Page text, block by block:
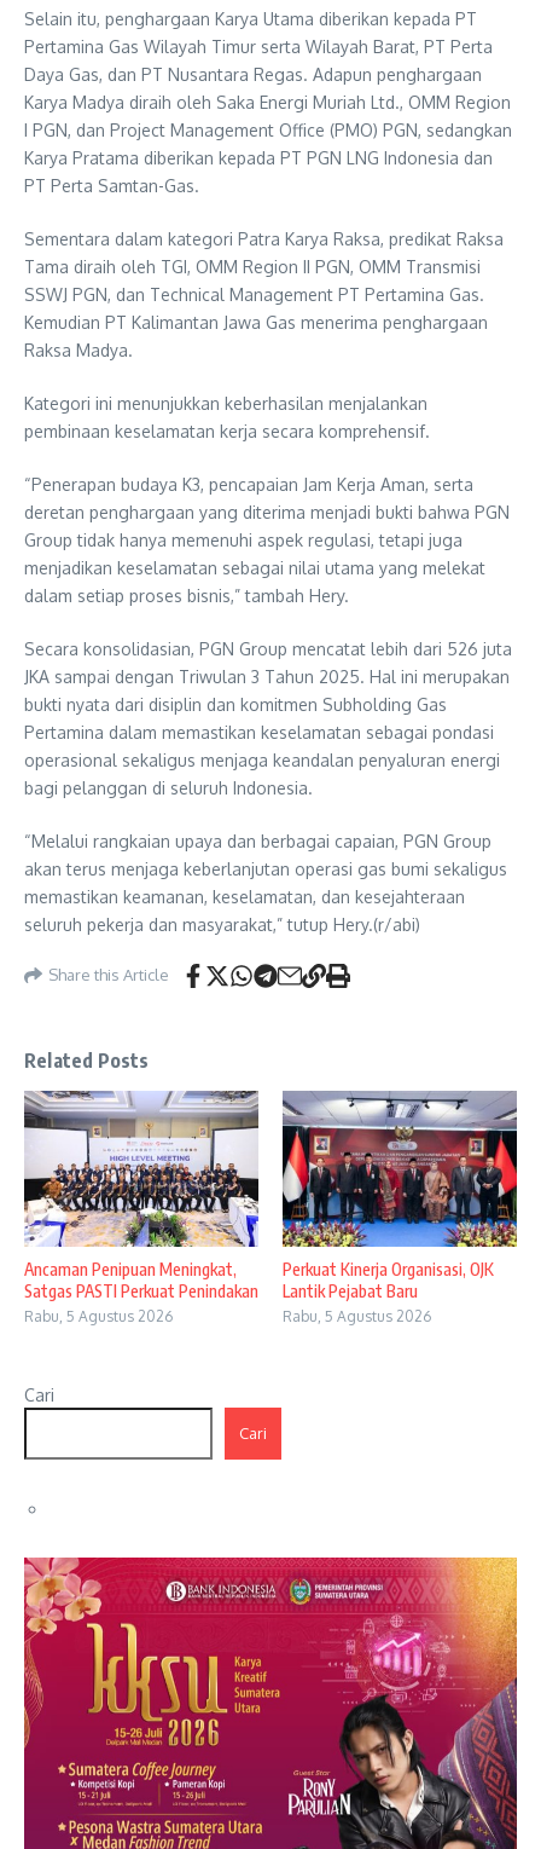
Selain itu, penghargaan Karya Utama diberikan kepada PT
Pertamina Gas Wilayah Timur serta Wilayah Barat, PT Perta
Daya Gas, dan PT Nusantara Regas. Adapun penghargaan
Karya Madya diraih oleh Saka Energi Muriah Ltd., OMM Region
I PGN, dan Project Management Office (PMO) PGN, sedangkan
Karya Pratama diberikan kepada PT PGN LNG Indonesia dan
PT Perta Samtan-Gas.
Sementara dalam kategori Patra Karya Raksa, predikat Raksa
Tama diraih oleh TGI, OMM Region II PGN, OMM Transmisi
SSWJ PGN, dan Technical Management PT Pertamina Gas.
Kemudian PT Kalimantan Jawa Gas menerima penghargaan
Raksa Madya.
Kategori ini menunjukkan keberhasilan menjalankan
pembinaan keselamatan kerja secara komprehensif.
“Penerapan budaya K3, pencapaian Jam Kerja Aman, serta
deretan penghargaan yang diterima menjadi bukti bahwa PGN
Group tidak hanya memenuhi aspek regulasi, tetapi juga
menjadikan keselamatan sebagai nilai utama yang melekat
dalam setiap proses bisnis,” tambah Hery.
Secara konsolidasian, PGN Group mencatat lebih dari 526 juta
JKA sampai dengan Triwulan 3 Tahun 2025. Hal ini merupakan
bukti nyata dari disiplin dan komitmen Subholding Gas
Pertamina dalam memastikan keselamatan sebagai pondasi
operasional sekaligus menjaga keandalan penyaluran energi
bagi pelanggan di seluruh Indonesia.
“Melalui rangkaian upaya dan berbagai capaian, PGN Group
akan terus menjaga keberlanjutan operasi gas bumi sekaligus
memastikan keamanan, keselamatan, dan kesejahteraan
seluruh pekerja dan masyarakat,” tutup Hery.(r/abi)
Share this Article
Related Posts
Ancaman Penipuan Meningkat,
Satgas PASTI Perkuat Penindakan
Rabu, 5 Agustus 2026
Perkuat Kinerja Organisasi, OJK
Lantik Pejabat Baru
Rabu, 5 Agustus 2026
Cari
Cari